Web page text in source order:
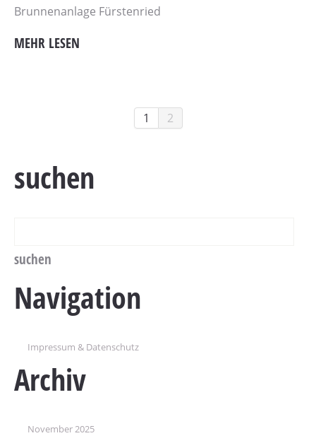
Brunnenanlage Fürstenried
MEHR LESEN
1 2
suchen
Navigation
Impressum & Datenschutz
Archiv
November 2025